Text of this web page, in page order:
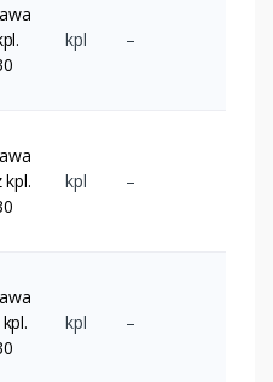
kpl –
kpl.
kpl –
kpl –